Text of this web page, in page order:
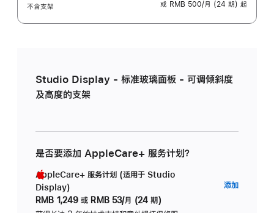
不含支架
或 RMB 500/月 (24 期) 起
Studio Display - 标准玻璃面板 - 可调倾斜度
及高度的支架
是否要添加 AppleCare+ 服务计划？
AppleCare+ 服务计划 (适用于 Studio
Display)
RMB 1,249 或 RMB 53/月 (24 期)
添加